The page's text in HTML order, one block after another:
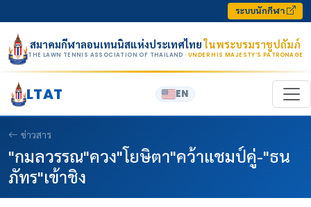
ระบบนักกีฬา
สมาคมกีฬาลอนเทนนิสแห่งประเทศไทยในพระบรมราชูปถัมภ์
THE LAWN TENNIS ASSOCIATION OF THAILAND · UNDER HIS MAJESTY’S PATRONAGE
LTAT EN
ข่าวสาร
"กมลวรรณ"ควง"โยษิตา"คว้าแชมป์คู่-"ธน
ภัทร"เข้าชิง